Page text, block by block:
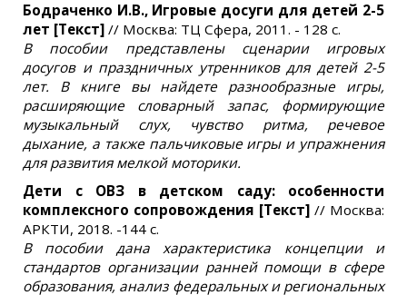
Бодраченко И.В., Игровые досуги для детей 2-5
лет [Текст] // Москва: ТЦ Сфера, 2011. - 128 с.
В пособии представлены сценарии игровых
досугов и праздничных утренников для детей 2-5
лет. В книге вы найдете разнообразные игры,
расширяющие словарный запас, формирующие
музыкальный слух, чувство ритма, речевое
дыхание, а также пальчиковые игры и упражнения
для развития мелкой моторики.
Дети с ОВЗ в детском саду: особенности
комплексного сопровождения [Текст] // Москва:
АРКТИ, 2018. -144 с.
В пособии дана характеристика концепции и
стандартов организации ранней помощи в сфере
образования, анализ федеральных и региональных